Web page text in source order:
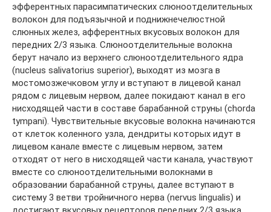
эфферентных парасимпатических слюноотделительных
волокон для подъязычной и поднижнечелюстной
слюнных желез, афферентных вкусовых волокон для
передних 2/3 языка. Слюноотделительные волокна
берут начало из верхнего слюноотделительного ядра
(nucleus salivatorius superior), выходят из мозга в
мостомозжечковом углу и вступают в лицевой канал
рядом с лицевым нервом, далее покидают канал в его
нисходящей части в составе барабанной струны (chorda
tympani). Чувствительные вкусовые волокна начинаются
от клеток коленного узла, дендриты которых идут в
лицевом канале вместе с лицевым нервом, затем
отходят от него в нисходящей части канала, участвуют
вместе со слюноотделительными волокнами в
образовании барабанной струны, далее вступают в
систему 3 ветви тройничного нерва (nervus lingualis) и